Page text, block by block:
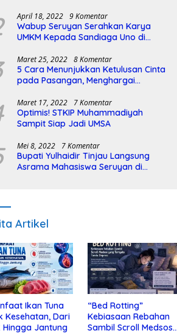
April 18, 2022 9 Komentar
Wabup Seruyan Serahkan Karya
UMKM Kepada Sandiaga Uno di
Maret 25, 2022 8 Komentar
5 Cara Menunjukkan Ketulusan Cinta
pada Pasangan, Menghargai
Maret 17, 2022 7 Komentar
Optimis! STKIP Muhammadiyah
Sampit Siap Jadi UMSA
Mei 8, 2022 7 Komentar
Bupati Yulhaidir Tinjau Langsung
Asrama Mahasiswa Seruyan di
Artikel
Ikan Tuna
Kesehatan, Dari
Hingga Jantung
“Bed Rotting”
Kebiasaan Rebahan
Sambil Scroll Medsos